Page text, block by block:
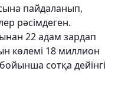
пайдаланып,
рәсімдеген.
22 адам зардап
көлемі 18 миллион
сотқа дейінгі